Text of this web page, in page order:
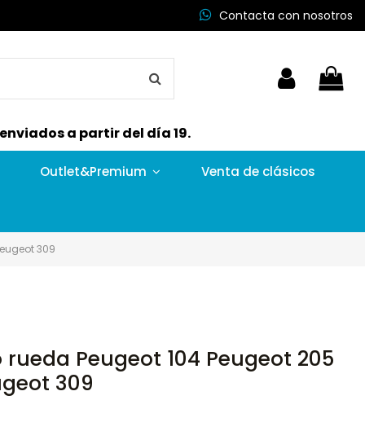
Contacta con nosotros
a partir del día 19.
Outlet&Premium Venta de clásicos
309
Peugeot 104 Peugeot 205
309